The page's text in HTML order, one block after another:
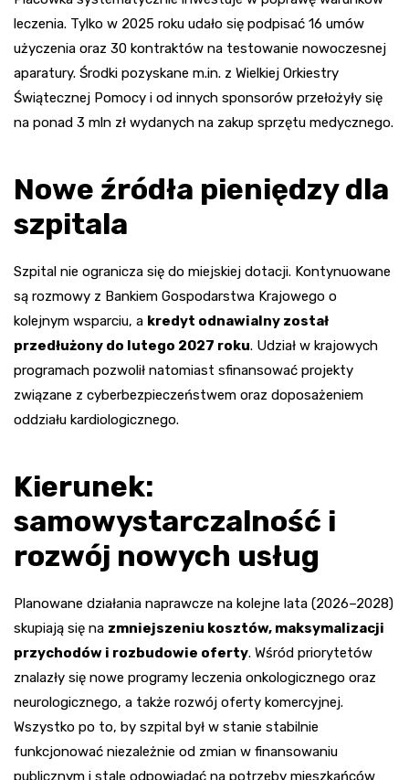
leczenia. Tylko w 2025 roku udało się podpisać 16 umów
użyczenia oraz 30 kontraktów na testowanie nowoczesnej
aparatury. Środki pozyskane m.in. z Wielkiej Orkiestry
Świątecznej Pomocy i od innych sponsorów przełożyły się
na ponad 3 mln zł wydanych na zakup sprzętu medycznego.
Nowe źródła pieniędzy dla
szpitala
Szpital nie ogranicza się do miejskiej dotacji. Kontynuowane
są rozmowy z Bankiem Gospodarstwa Krajowego o
kolejnym wsparciu, a kredyt odnawialny został
przedłużony do lutego 2027 roku. Udział w krajowych
programach pozwolił natomiast sfinansować projekty
związane z cyberbezpieczeństwem oraz doposażeniem
oddziału kardiologicznego.
Kierunek:
samowystarczalność i
rozwój nowych usług
Planowane działania naprawcze na kolejne lata (2026–2028)
skupiają się na zmniejszeniu kosztów, maksymalizacji
przychodów i rozbudowie oferty. Wśród priorytetów
znalazły się nowe programy leczenia onkologicznego oraz
neurologicznego, a także rozwój oferty komercyjnej.
Wszystko po to, by szpital był w stanie stabilnie
funkcjonować niezależnie od zmian w finansowaniu